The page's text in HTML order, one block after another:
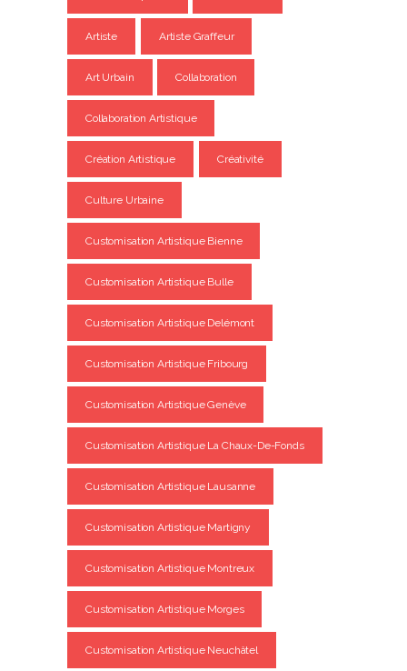
Artiste Artiste Graffeur
Art Urbain Collaboration
Collaboration Artistique
Création Artistique Créativité
Culture Urbaine
Customisation Artistique Bienne
Customisation Artistique Bulle
Customisation Artistique Delémont
Customisation Artistique Fribourg
Customisation Artistique Genève
Customisation Artistique La Chaux-De-Fonds
Customisation Artistique Lausanne
Customisation Artistique Martigny
Customisation Artistique Montreux
Customisation Artistique Morges
Customisation Artistique Neuchâtel